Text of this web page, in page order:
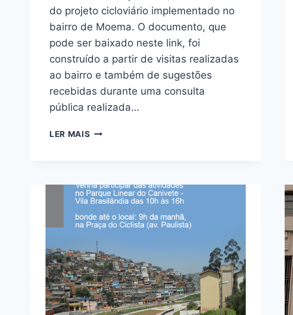
do projeto cicloviário implementado no
bairro de Moema. O documento, que
pode ser baixado neste link, foi
construído a partir de visitas realizadas
ao bairro e também de sugestões
recebidas durante uma consulta
pública realizada…
LER MAIS CICLOCIDADE
SOBRE
O
PROJETO
CICLOVIÁRIO
DE
MOEMA